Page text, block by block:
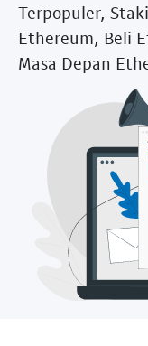
Terpopuler,
Ethereum, Beli
Masa Depan